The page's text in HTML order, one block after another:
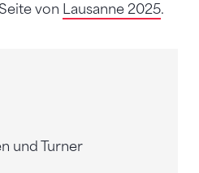
von Lausanne 2025.
und Turner